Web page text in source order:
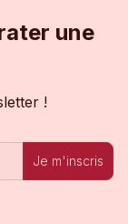
une
!
Je m'inscris